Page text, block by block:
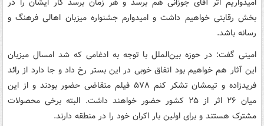
بخش رقابتی خواهیم داشت و امیدوارم جشنواره میزبان اهالی فرهنگ و
رسانه باشد.
امینی گفت: در حوزه بین‌الملل با توجه به ادغامی که شد امسال میزبان
این آثار هم خواهیم بود اتفاق خوبی در این بستر رخ داد و جا دارد از رائد
فریدزاده و تیمشان تشکر کنم ۵۷۸ فیلم متقاضی حضور بودند و از این
میان ۲۶ اثر از ۲۵ کشور حضور خواهند داشت. البته برخی محصولات
مشترک هستند و برای اولین بار اکران خود را در منطقه دارند.